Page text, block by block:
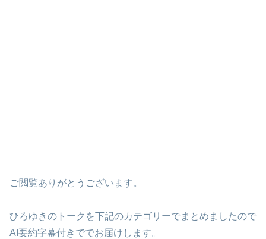
ご閲覧ありがとうございます。
ひろゆきのトークを下記のカテゴリーでまとめましたので
AI要約字幕付きででお届けします。